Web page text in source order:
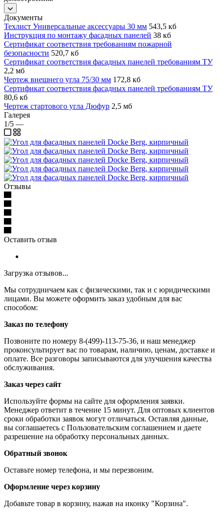
Документы
Техлист Универсальные аксессуары 30 мм 543,5 кб
Инструкция по монтажу фасадных панелей 38 кб
Сертификат соответствия требованиям пожарной
безопасности 520,7 кб
Сертификат соответствия фасадных панелей требованиям ТУ
2,2 мб
Чертеж внешнего угла 75/30 мм 172,8 кб
Сертификат соответствия фасадных панелей требованиям ТУ
80,6 кб
Чертеж стартового угла Дюфур 2,5 мб
Галерея
1/5 —
Отзывы
Оставить отзыв
Загрузка отзывов...
Мы сотрудничаем как с физическими, так и с юридическими
лицами. Вы можете оформить заказ удобным для вас
способом:
Заказ по телефону
Позвоните по номеру 8-(499)-113-75-36, и наш менеджер
проконсультирует вас по товарам, наличию, ценам, доставке и
оплате. Все разговоры записываются для улучшения качества
обслуживания.
Заказ через сайт
Используйте формы на сайте для оформления заявки.
Менеджер ответит в течение 15 минут. Для оптовых клиентов
сроки обработки заявок могут отличаться. Оставляя данные,
вы соглашаетесь с Пользовательским соглашением и даете
разрешение на обработку персональных данных.
Обратный звонок
Оставьте номер телефона, и мы перезвоним.
Оформление через корзину
Добавьте товар в корзину, нажав на иконку "Корзина".